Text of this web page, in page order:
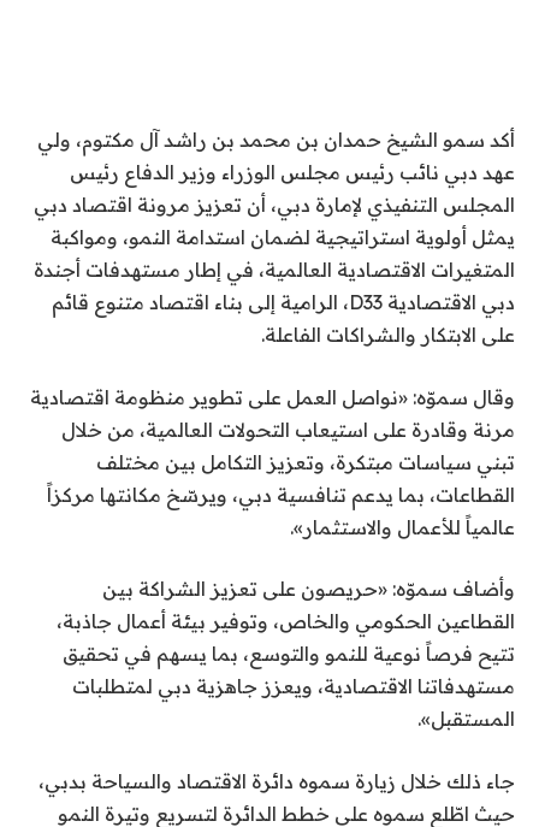
أكد سمو الشيخ حمدان بن محمد بن راشد آل مكتوم، ولي
عهد دبي نائب رئيس مجلس الوزراء وزير الدفاع رئيس
المجلس التنفيذي لإمارة دبي، أن تعزيز مرونة اقتصاد دبي
يمثل أولوية استراتيجية لضمان استدامة النمو، ومواكبة
المتغيرات الاقتصادية العالمية، في إطار مستهدفات أجندة
دبي الاقتصادية D33، الرامية إلى بناء اقتصاد متنوع قائم
على الابتكار والشراكات الفاعلة.
وقال سموّه: «نواصل العمل على تطوير منظومة اقتصادية
مرنة وقادرة على استيعاب التحولات العالمية، من خلال
تبني سياسات مبتكرة، وتعزيز التكامل بين مختلف
القطاعات، بما يدعم تنافسية دبي، ويرسّخ مكانتها مركزاً
عالمياً للأعمال والاستثمار».
وأضاف سموّه: «حريصون على تعزيز الشراكة بين
القطاعين الحكومي والخاص، وتوفير بيئة أعمال جاذبة،
تتيح فرصاً نوعية للنمو والتوسع، بما يسهم في تحقيق
مستهدفاتنا الاقتصادية، ويعزز جاهزية دبي لمتطلبات
المستقبل».
جاء ذلك خلال زيارة سموه دائرة الاقتصاد والسياحة بدبي،
حيث اطّلع سموه على خطط الدائرة لتسريع وتيرة النمو